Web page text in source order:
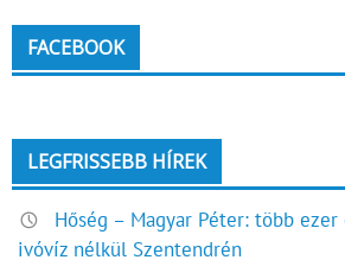
FACEBOOK
LEGFRISSEBB HÍREK
Hőség – Magyar Péter: több
ivóvíz nélkül Szentendrén